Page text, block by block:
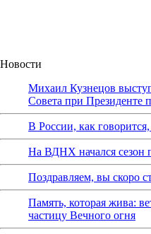
Новости
Михаил Кузнецов
Совета при Президенте
В России, как
На ВДНХ начался сезон
Поздравляем, вы скоро
Память, которая жива:
частицу Вечного огня